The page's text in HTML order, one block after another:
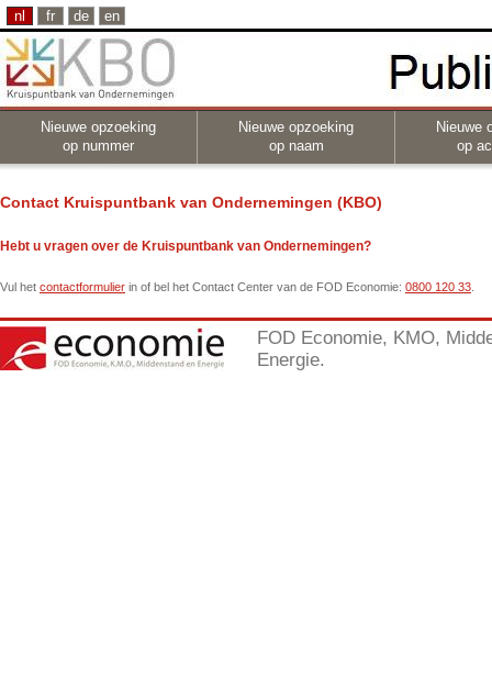
nl fr de en
Nieuwe opzoeking
op nummer
Nieuwe opzoeking
op naam
Nieuwe
op
Contact Kruispuntbank van Ondernemingen (KBO)
Hebt u vragen over de Kruispuntbank van Ondernemingen?
Vul het contactformulier in of bel het Contact Center van de FOD Economie: 0800 120 33
FOD Economie, KMO,
Energie.